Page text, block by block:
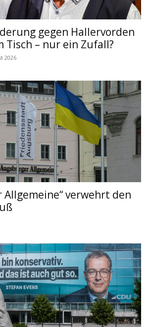
gegen Hallervorden
Tisch – nur ein Zufall?
2026
Allgemeine“ verwehrt den